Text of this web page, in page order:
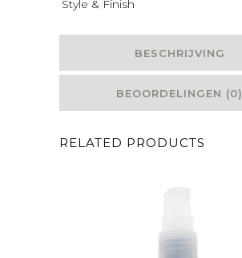
Style & Finish
BESCHRIJVING
BEOORDELINGEN (0)
RELATED PRODUCTS